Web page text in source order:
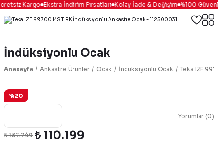
Kargo Ekstra İndirim Fırsatları Kolay İade & Değişim %100
İndüksiyonlu Ocak
Anasayfa Ankastre Ürünler Ocak İndüksiyonlu Ocak Teka IZF
%20
Yorumlar (0)
₺ 137.749 ₺ 110.199